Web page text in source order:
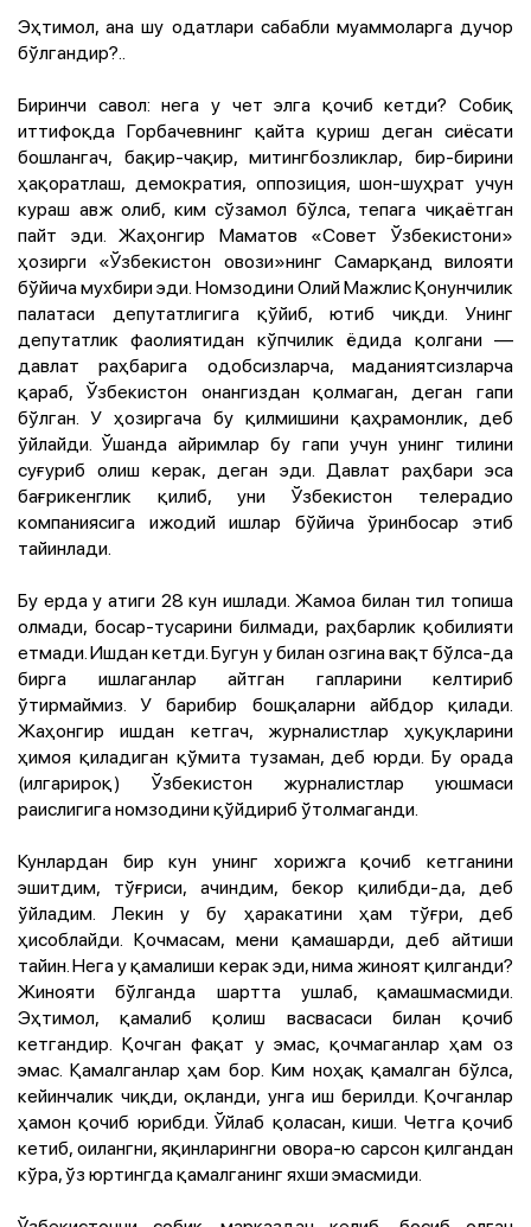
Эҳтимол, ана шу одатлари сабабли муаммоларга дучор
бўлгандир?..
Биринчи савол: нега у чет элга қочиб кетди? Собиқ
иттифоқда Горбачевнинг қайта қуриш деган сиёсати
бошлангач, бақир-чақир, митингбозликлар, бир-бирини
ҳақоратлаш, демократия, оппозиция, шон-шуҳрат учун
кураш авж олиб, ким сўзамол бўлса, тепага чиқаётган
пайт эди. Жаҳонгир Маматов «Совет Ўзбекистони»
ҳозирги «Ўзбекистон овози»нинг Самарқанд вилояти
бўйича мухбири эди. Номзодини Олий Мажлис Қонунчилик
палатаси депутатлигига қўйиб, ютиб чиқди. Унинг
депутатлик фаолиятидан кўпчилик ёдида қолгани —
давлат раҳбарига одобсизларча, маданиятсизларча
қараб, Ўзбекистон онангиздан қолмаган, деган гапи
бўлган. У ҳозиргача бу қилмишини қаҳрамонлик, деб
ўйлайди. Ўшанда айримлар бу гапи учун унинг тилини
суғуриб олиш керак, деган эди. Давлат раҳбари эса
бағрикенглик қилиб, уни Ўзбекистон телерадио
компаниясига ижодий ишлар бўйича ўринбосар этиб
тайинлади.
Бу ерда у атиги 28 кун ишлади. Жамоа билан тил топиша
олмади, босар-тусарини билмади, раҳбарлик қобилияти
етмади. Ишдан кетди. Бугун у билан озгина вақт бўлса-да
бирга ишлаганлар айтган гапларини келтириб
ўтирмаймиз. У барибир бошқаларни айбдор қилади.
Жаҳонгир ишдан кетгач, журналистлар ҳуқуқларини
ҳимоя қиладиган қўмита тузаман, деб юрди. Бу орада
(илгарироқ) Ўзбекистон журналистлар уюшмаси
раислигига номзодини қўйдириб ўтолмаганди.
Кунлардан бир кун унинг хорижга қочиб кетганини
эшитдим, тўғриси, ачиндим, бекор қилибди-да, деб
ўйладим. Лекин у бу ҳаракатини ҳам тўғри, деб
ҳисоблайди. Қочмасам, мени қамашарди, деб айтиши
тайин. Нега у қамалиши керак эди, нима жиноят қилганди?
Жинояти бўлганда шартта ушлаб, қамашмасмиди.
Эҳтимол, қамалиб қолиш васвасаси билан қочиб
кетгандир. Қочган фақат у эмас, қочмаганлар ҳам оз
эмас. Қамалганлар ҳам бор. Ким ноҳақ қамалган бўлса,
кейинчалик чиқди, оқланди, унга иш берилди. Қочганлар
ҳамон қочиб юрибди. Ўйлаб қоласан, киши. Четга қочиб
кетиб, оилангни, яқинларингни овора-ю сарсон қилгандан
кўра, ўз юртингда қамалганинг яхши эмасмиди.